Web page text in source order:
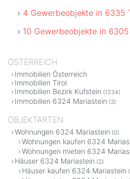
4 Gewerbeobjekte in 6335
10 Gewerbeobjekte in
ÖSTERREICH
Immobilien Österreich
Immobilien Tirol
Immobilien Bezirk Kufstein (1234)
Immobilien 6324 Mariastein (3)
OBJEKTARTEN
Wohnungen 6324 Mariastein (0)
Wohnungen kaufen 6324
Wohnungen mieten 6324
Häuser 6324 Mariastein (2)
Häuser kaufen 6324 Mariastein